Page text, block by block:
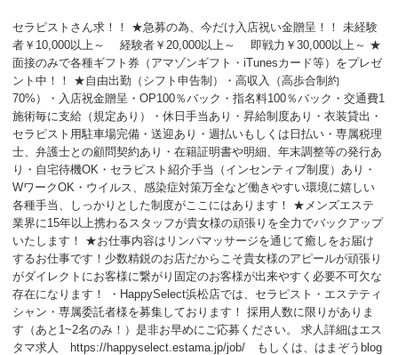
セラピストさん求！！ ★急募の為、今だけ入店祝い金贈呈！！ 未経験
者￥10,000以上～ 経験者￥20,000以上～ 即戦力￥30,000以上～ ★
面接のみで各種ギフト券（アマゾンギフト・iTunesカード等）をプレゼ
ント中！！ ★自由出勤（シフト申告制）・高収入（高歩合制約
70%）・入店祝金贈呈・OP100％バック・指名料100％バック・交通費1
施術毎に支給（規定あり）・休日手当あり・昇給制度あり・衣装貸出・
セラピスト用駐車場完備・送迎あり・週払いもしくは日払い・専属税理
士、弁護士との顧問契約あり・在籍証明書や明細、年末調整等の発行あ
り・自宅待機OK・セラピスト紹介手当（インセンティブ制度）あり・
WワークOK・ウイルス、感染症対策万全など働きやすい環境に嬉しい
各種手当、しっかりとした制度がここにはあります！ ★メンズエステ
業界に15年以上携わるスタッフが貴女様の頑張りを全力でバックアップ
いたします！ ★お仕事内容はリンパマッサージを通じて癒しをお届け
するお仕事です！少数精鋭のお店だからこそ貴女様のアピールが頑張り
がダイレクトにお客様に繋がり固定のお客様が出来やすく必要不可欠な
存在になります！ ・HappySelect浜松店では、セラピスト・エステティ
シャン・専属委託者様を募集しております！ 採用人数に限りがありま
す（あと1~2名のみ！）是非お早めにご応募ください。 求人詳細はエス
タマ求人 https://happyselect.estama.jp/job/ もしくは、はまぞうblog